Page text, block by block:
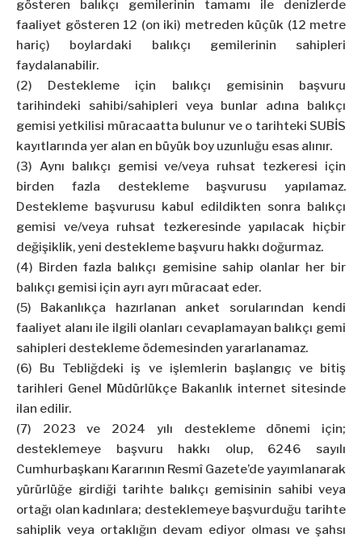
gösteren balıkçı gemilerinin tamamı ile denizlerde
faaliyet gösteren 12 (on iki) metreden küçük (12 metre
hariç) boylardaki balıkçı gemilerinin sahipleri
faydalanabilir.
(2) Destekleme için balıkçı gemisinin başvuru
tarihindeki sahibi/sahipleri veya bunlar adına balıkçı
gemisi yetkilisi müracaatta bulunur ve o tarihteki SUBİS
kayıtlarında yer alan en büyük boy uzunluğu esas alınır.
(3) Aynı balıkçı gemisi ve/veya ruhsat tezkeresi için
birden fazla destekleme başvurusu yapılamaz.
Destekleme başvurusu kabul edildikten sonra balıkçı
gemisi ve/veya ruhsat tezkeresinde yapılacak hiçbir
değişiklik, yeni destekleme başvuru hakkı doğurmaz.
(4) Birden fazla balıkçı gemisine sahip olanlar her bir
balıkçı gemisi için ayrı ayrı müracaat eder.
(5) Bakanlıkça hazırlanan anket sorularından kendi
faaliyet alanı ile ilgili olanları cevaplamayan balıkçı gemi
sahipleri destekleme ödemesinden yararlanamaz.
(6) Bu Tebliğdeki iş ve işlemlerin başlangıç ve bitiş
tarihleri Genel Müdürlükçe Bakanlık internet sitesinde
ilan edilir.
(7) 2023 ve 2024 yılı destekleme dönemi için;
desteklemeye başvuru hakkı olup, 6246 sayılı
Cumhurbaşkanı Kararının Resmî Gazete’de yayımlanarak
yürürlüğe girdiği tarihte balıkçı gemisinin sahibi veya
ortağı olan kadınlara; desteklemeye başvurduğu tarihte
sahiplik veya ortaklığın devam ediyor olması ve şahsı